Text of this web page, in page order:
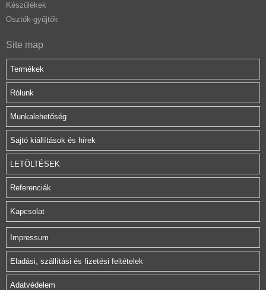
Készülékek
Osztók-gyűjtők
Site map
Termékek
Rólunk
Munkalehetőség
Sajtó kiállítások és hírek
LETÖLTÉSEK
Referenciák
Kapcsolat
Impressum
Eladási, szállítási és fizetési feltételek
Adatvédelem